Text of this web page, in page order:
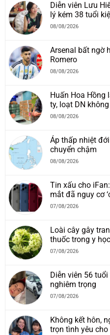
Diễn viên Lưu
lý kém 38 tuổi
08/08/2026
Arsenal bất ngờ
Romero
08/08/2026
Huấn Hoa Hồng
ty, loạt DN
08/08/2026
Áp thấp nhiệt
chuyển chậm
08/08/2026
Tin xấu cho
mắt đã nguy cơ
07/08/2026
Loài cây gây
thuốc trong y
07/08/2026
Diễn viên 56
nghiêm trọng
07/08/2026
Không kết hôn,
trọn tình yêu